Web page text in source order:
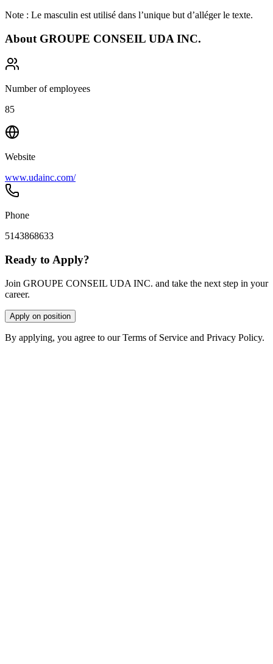
Note : Le masculin est utilisé dans l’unique but d’alléger le texte.
About GROUPE CONSEIL UDA INC.
Number of employees
85
Website
www.udainc.com/
Phone
5143868633
Ready to Apply?
Join GROUPE CONSEIL UDA INC. and take the next step in your
career.
Apply on position
By applying, you agree to our Terms of Service and Privacy Policy.